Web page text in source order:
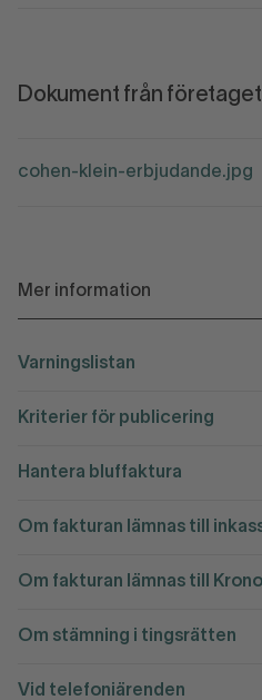
Dokument från företaget
cohen-klein-erbjudande.jpg
Mer information
Varningslistan
Kriterier för publicering
Hantera bluffaktura
Om fakturan lämnas till
Om fakturan lämnas till
Om stämning i tingsrätten
Vid telefoniärenden